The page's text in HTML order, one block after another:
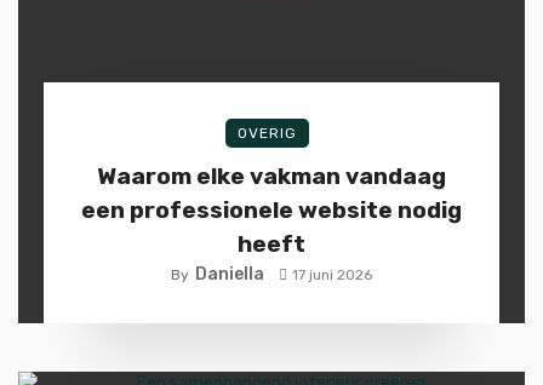
OVERIG
Waarom elke vakman vandaag
een professionele website nodig
heeft
By Daniella 17 juni 2026